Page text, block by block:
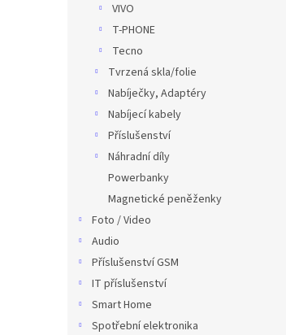
VIVO
T-PHONE
Tecno
Tvrzená skla/folie
Nabíječky, Adaptéry
Nabíjecí kabely
Příslušenství
Náhradní díly
Powerbanky
Magnetické peněženky
Foto / Video
Audio
Příslušenství GSM
IT příslušenství
Smart Home
Spotřební elektronika